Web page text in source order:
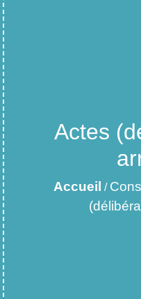
Actes
Accueil /